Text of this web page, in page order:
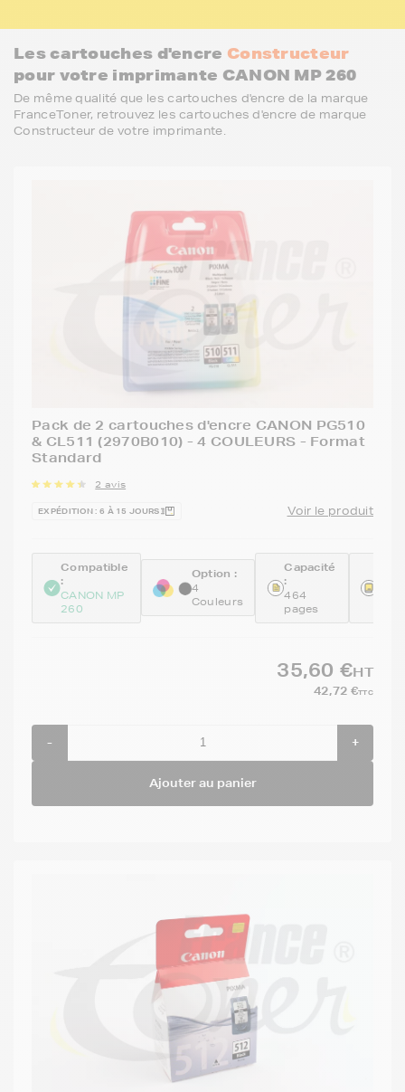
Les cartouches d'encre Constructeur
pour votre imprimante CANON MP 260
De même qualité que les cartouches d'encre de la marque
FranceToner, retrouvez les cartouches d'encre de marque
Constructeur de votre imprimante.
Pack de 2 cartouches d'encre CANON PG510
& CL511 (2970B010) - 4 COULEURS - Format
Standard
2 avis
EXPÉDITION : 6 À 15 JOURS Voir le produit
Compatible
:
CANON MP
260
Option :
4
Couleurs
Capacité
:
464
pages
35,60 €HT
42,72 €TTC
- +
Ajouter au panier